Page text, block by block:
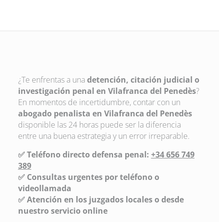
¿Te enfrentas a una detención, citación judicial o
investigación penal en Vilafranca del Penedès?
En momentos de incertidumbre, contar con un
abogado penalista en Vilafranca del Penedès
disponible las 24 horas puede ser la diferencia
entre una buena estrategia y un error irreparable.
✅ Teléfono directo defensa penal: +34 656 749
389
✅ Consultas urgentes por teléfono o
videollamada
✅ Atención en los juzgados locales o desde
nuestro servicio online